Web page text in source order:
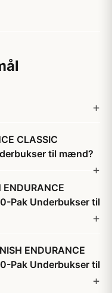
CLASSIC
til mænd?
Pak Underbukser til
ENDURANCE
Pak Underbukser til